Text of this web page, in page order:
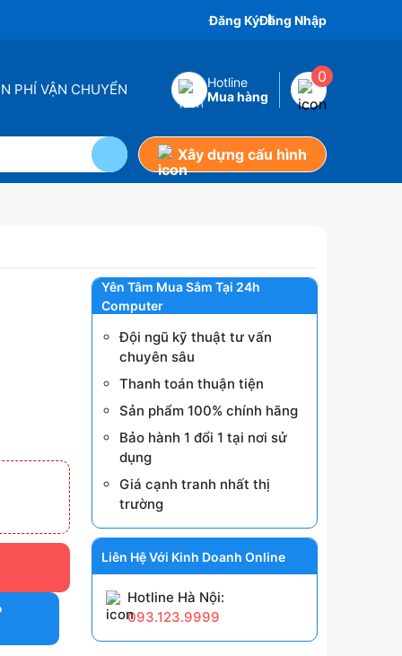
Đăng KýĐăng Nhập
PHÍ VẬN CHUYỂN
Hotline
Mua hàng
0
Xây dựng cấu hình
Yên Tâm Mua Sắm Tại 24h
Computer
Đội ngũ kỹ thuật tư vấn
chuyên sâu
Thanh toán thuận tiện
Sản phẩm 100% chính hãng
Bảo hành 1 đổi 1 tại nơi sử
dụng
Giá cạnh tranh nhất thị
trường
Liên Hệ Với Kinh Doanh Online
Hotline Hà Nội:
093.123.9999